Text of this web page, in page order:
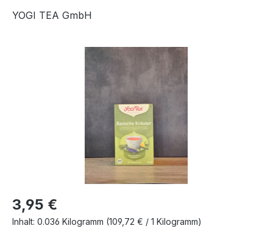
YOGI TEA GmbH
Bildergalerie überspringen
3,95 €
Inhalt: 0.036 Kilogramm (109,72 € / 1 Kilogramm)